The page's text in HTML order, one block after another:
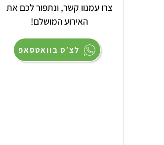
צרו עמנוו קשר, ונתפור לכם את
האירוע המושלם!
לצ׳ט בוואטסאפ